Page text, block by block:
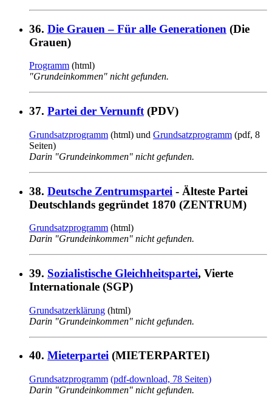
36. Die Grauen – Für alle Generationen (Die
Grauen)
Programm (html)
"Grundeinkommen" nicht gefunden.
37. Partei der Vernunft (PDV)
Grundsatzprogramm (html) und Grundsatzprogramm (pdf, 8
Seiten)
Darin "Grundeinkommen" nicht gefunden.
38. Deutsche Zentrumspartei - Älteste Partei
Deutschlands gegründet 1870 (ZENTRUM)
Grundsatzprogramm (html)
Darin "Grundeinkommen" nicht gefunden.
39. Sozialistische Gleichheitspartei, Vierte
Internationale (SGP)
Grundsatzerklärung (html)
Darin "Grundeinkommen" nicht gefunden.
40. Mieterpartei (MIETERPARTEI)
Grundsatzprogramm (pdf-download, 78 Seiten)
Darin "Grundeinkommen" nicht gefunden.